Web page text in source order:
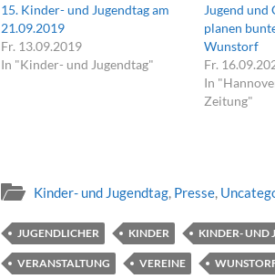
15. Kinder- und Jugendtag am
21.09.2019
Fr. 13.09.2019
In "Kinder- und Jugendtag"
Jugend und
planen
Wunstorf
Fr.
In
Zeitung"
Kinder- und Jugendtag, Presse,
JUGENDLICHER KINDER KINDER- UND
VERANSTALTUNG VEREINE